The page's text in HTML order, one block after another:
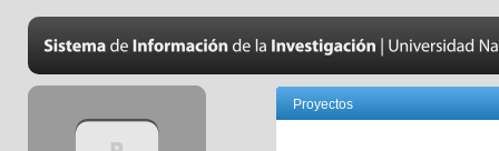
Proyectos